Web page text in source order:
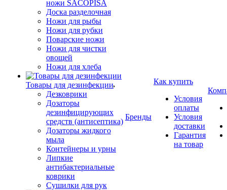
ножи SACOPISA
Доска разделочная
Ножи для рыбы
Ножи для рубки
Поварские ножи
Ножи для чистки
овощей
Ножи для хлеба
Товары для дезинфекции
Дезковрики
Дозаторы
дезинфицирующих
средств (антисептика)
Дозаторы жидкого
мыла
Контейнеры и урны
Липкие
антибактериальные
коврики
Сушилки для рук
Бренды
Как купить
Условия
оплаты
Условия
доставки
Гарантия
на товар